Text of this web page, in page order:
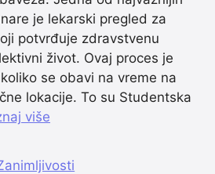
je lekarski pregled za
potvrđuje zdravstvenu
život. Ovaj proces je
se obavi na vreme na
lokacije. To su Studentska
više